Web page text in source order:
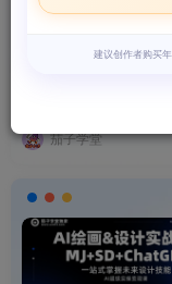
亲子育儿课《阿留教
小
茄子学堂
建议创作者购买